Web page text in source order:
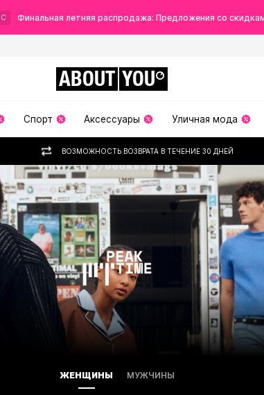
С Финальная летняя распродажа: Предложения со
ABOUT YOU
Спорт Аксессуары Уличная мода
ВОЗМОЖНОСТЬ ВОЗВРАТА В ТЕЧЕНИЕ 30 ДНЕЙ
ЖЕНЩИНЫ МУЖЧИНЫ